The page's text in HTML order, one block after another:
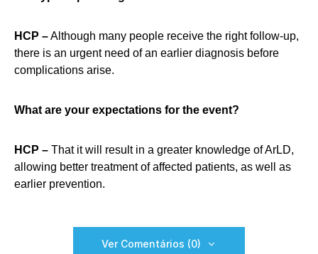
HCP –Although many people receive the right follow-up,
there is an urgent need of an earlier diagnosis before
complications arise.
What are your expectations for the event?
HCP – That it will result in a greater knowledge of ArLD,
allowing better treatment of affected patients, as well as
earlier prevention.
Ver Comentários (0)